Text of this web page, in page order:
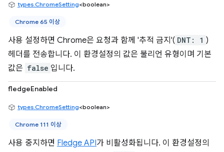
types.ChromeSetting<boolean>
Chrome 65 이상
사용 설정하면 Chrome은 요청과 함께 '추적 금지'( DNT: 1 )
헤더를 전송합니다. 이 환경설정의 값은 불리언 유형이며 기본
값은 false 입니다.
fledgeEnabled
types.ChromeSetting<boolean>
Chrome 111 이상
사용 중지하면 Fledge API가 비활성화됩니다. 이 환경설정의